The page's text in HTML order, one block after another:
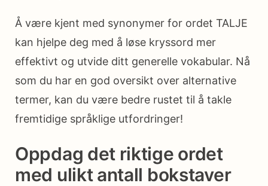
Å være kjent med synonymer for ordet TALJE
kan hjelpe deg med å løse kryssord mer
effektivt og utvide ditt generelle vokabular. Nå
som du har en god oversikt over alternative
termer, kan du være bedre rustet til å takle
fremtidige språklige utfordringer!
Oppdag det riktige ordet
med ulikt antall bokstaver